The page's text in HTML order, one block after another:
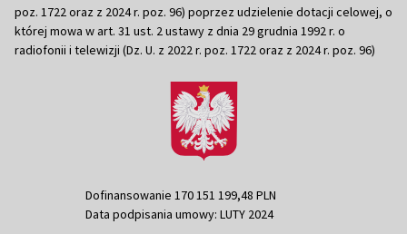
poz. 1722 oraz z 2024 r. poz. 96) poprzez udzielenie dotacji celowej, o
której mowa w art. 31 ust. 2 ustawy z dnia 29 grudnia 1992 r. o
radiofonii i telewizji (Dz. U. z 2022 r. poz. 1722 oraz z 2024 r. poz. 96)
Dofinansowanie 170 151 199,48 PLN
Data podpisania umowy: LUTY 2024